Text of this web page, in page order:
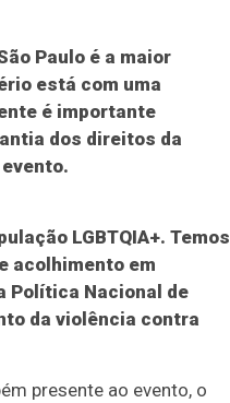
Paulo é a maior
está com uma
é importante
dos direitos da
LGBTQIA+. Temos
acolhimento em
Política Nacional de
da violência contra
presente ao evento, o